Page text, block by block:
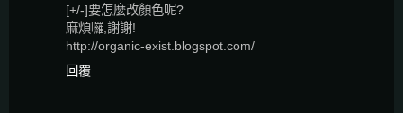
[+/-]要怎麼改顏色呢?
麻煩囉,謝謝!
http://organic-exist.blogspot.com/
回覆